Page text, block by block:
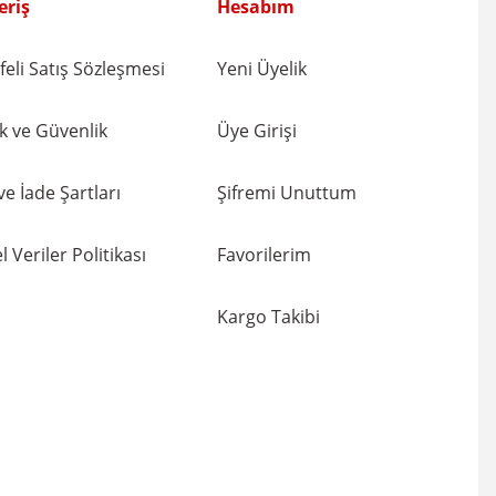
Satış Sözleşmesi
ve Güvenlik
İade Şartları
Veriler Politikası
Hesabım
Yeni Üyelik
Üye Girişi
Şifremi Unuttum
Favorilerim
Kargo Takibi